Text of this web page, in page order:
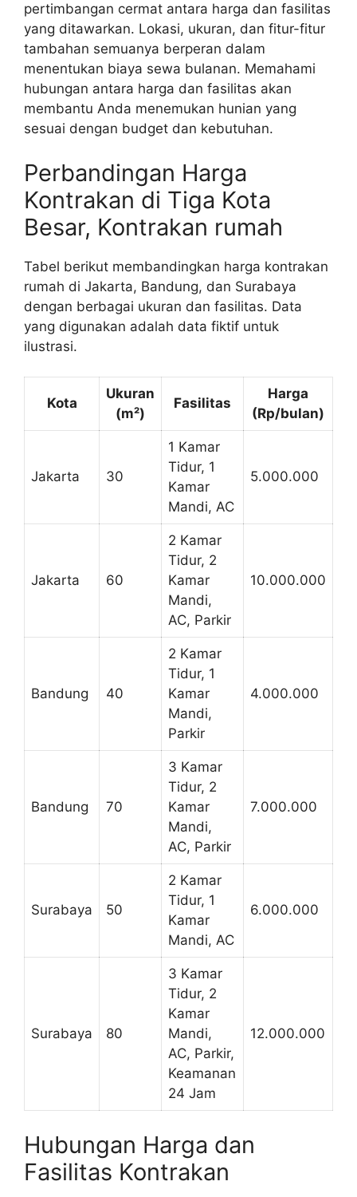
pertimbangan cermat antara harga dan fasilitas
yang ditawarkan. Lokasi, ukuran, dan fitur-fitur
tambahan semuanya berperan dalam
menentukan biaya sewa bulanan. Memahami
hubungan antara harga dan fasilitas akan
membantu Anda menemukan hunian yang
sesuai dengan budget dan kebutuhan.
Perbandingan Harga
Kontrakan di Tiga Kota
Besar, Kontrakan rumah
Tabel berikut membandingkan harga kontrakan
rumah di Jakarta, Bandung, dan Surabaya
dengan berbagai ukuran dan fasilitas. Data
yang digunakan adalah data fiktif untuk
ilustrasi.
Kota
Ukuran
(m²)
Fasilitas
Harga
(Rp/bulan)
Jakarta 30
1 Kamar
Tidur, 1
Kamar
Mandi, AC
5.000.000
Jakarta 60
2 Kamar
Tidur, 2
Kamar
Mandi,
AC, Parkir
10.000.000
Bandung 40
2 Kamar
Tidur, 1
Kamar
Mandi,
Parkir
4.000.000
Bandung 70
3 Kamar
Tidur, 2
Kamar
Mandi,
AC, Parkir
7.000.000
Surabaya 50
2 Kamar
Tidur, 1
Kamar
Mandi, AC
6.000.000
Surabaya 80
3 Kamar
Tidur, 2
Kamar
Mandi,
AC, Parkir,
Keamanan
24 Jam
12.000.000
Hubungan Harga dan
Fasilitas Kontrakan